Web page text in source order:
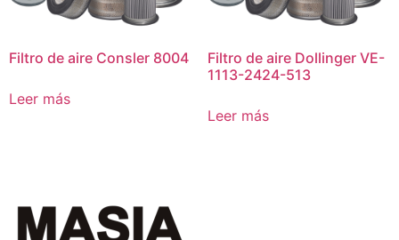
Filtro de aire Consler 8004
Leer más
Filtro de aire Dollinger VE-
1113-2424-513
Leer más